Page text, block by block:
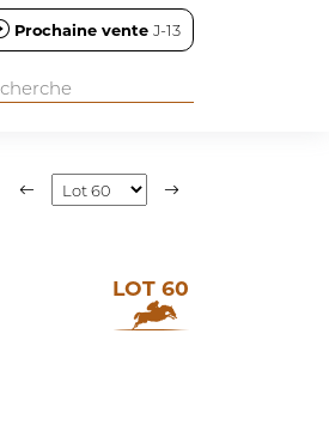
Prochaine vente J-13
LOT 60